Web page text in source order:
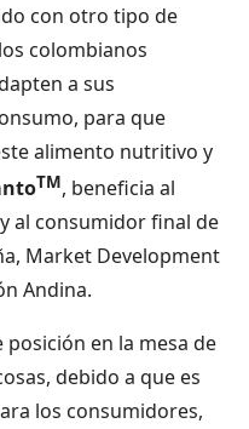
con otro tipo de
colombianos
a sus
para que
alimento nutritivo y
TM, beneficia al
al consumidor final de
Market Development
Andina.
en la mesa de
debido a que es
los consumidores,